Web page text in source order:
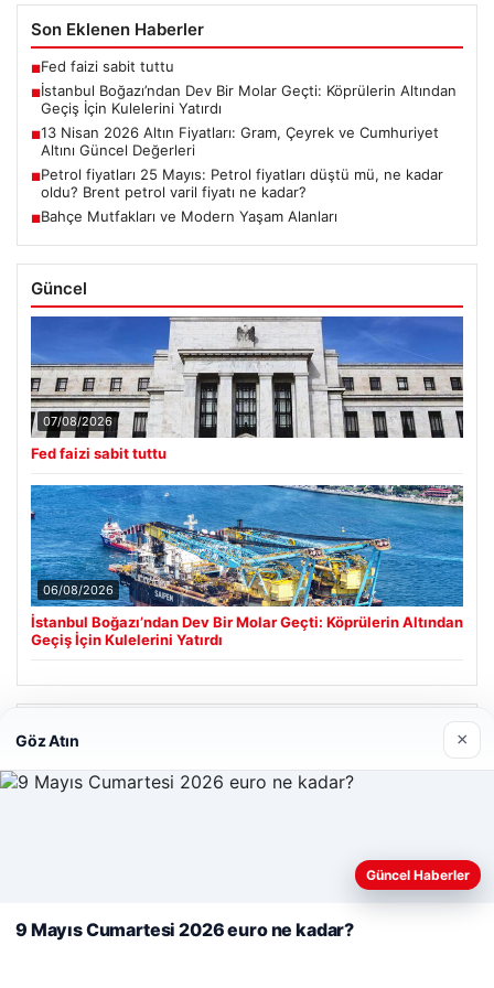
Son Eklenen Haberler
■Fed faizi sabit tuttu
■İstanbul Boğazı’ndan Dev Bir Molar Geçti: Köprülerin Altından
Geçiş İçin Kulelerini Yatırdı
■13 Nisan 2026 Altın Fiyatları: Gram, Çeyrek ve Cumhuriyet
Altını Güncel Değerleri
■Petrol fiyatları 25 Mayıs: Petrol fiyatları düştü mü, ne kadar
oldu? Brent petrol varil fiyatı ne kadar?
■Bahçe Mutfakları ve Modern Yaşam Alanları
Güncel
07/08/2026
Fed faizi sabit tuttu
06/08/2026
İstanbul Boğazı’ndan Dev Bir Molar Geçti: Köprülerin Altından
Geçiş İçin Kulelerini Yatırdı
Hastaş Beton
deneyiminizi kişiselleştirmek ve geliştirmek amacıyla çerezler
Reddet Kabul Et
Göz Atın ×
Güncel Haberler
9 Mayıs Cumartesi 2026 euro ne kadar?